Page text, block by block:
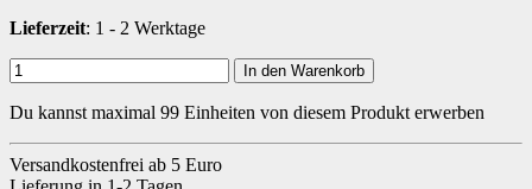
Lieferzeit: 1 - 2 Werktage
In den Warenkorb
Du kannst maximal 99 Einheiten von diesem Produkt erwerben
Versandkostenfrei ab 5 Euro